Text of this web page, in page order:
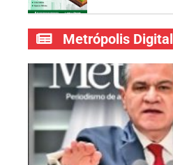
Metrópolis Digital